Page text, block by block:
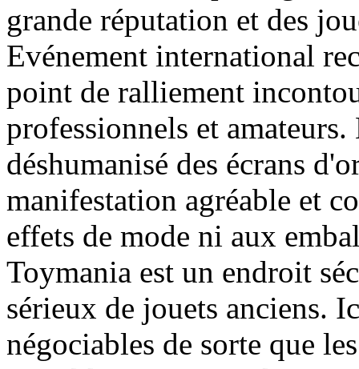
grande réputation et des
Evénement international
point de ralliement
professionnels et
déshumanisé des écrans
manifestation agréable et
effets de mode ni aux
Toymania est un endroit
sérieux de jouets anciens.
négociables de sorte que